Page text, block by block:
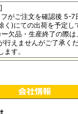
]
がご注文を確認後 5-7
く)にての出荷を予定し
欠品・生産終了の際
行えませんがご了承く
ます。